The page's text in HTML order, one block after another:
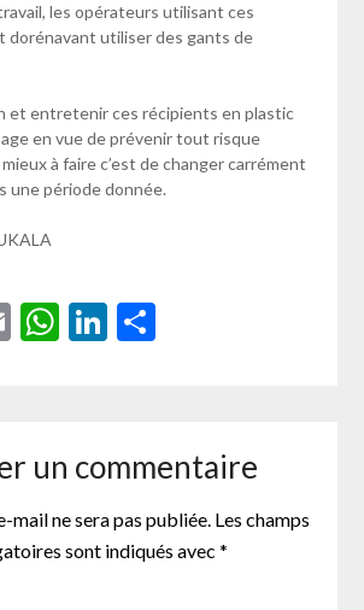
les opérateurs utilisant ces
dorénavant utiliser des gants de
et entretenir ces récipients en plastic
en vue de prévenir tout risque
à faire c’est de changer carrément
une période donnée.
EmailWhatsApp
LinkedIn
Partager
un commentaire
mail ne sera pas publiée. Les champs
sont indiqués avec *